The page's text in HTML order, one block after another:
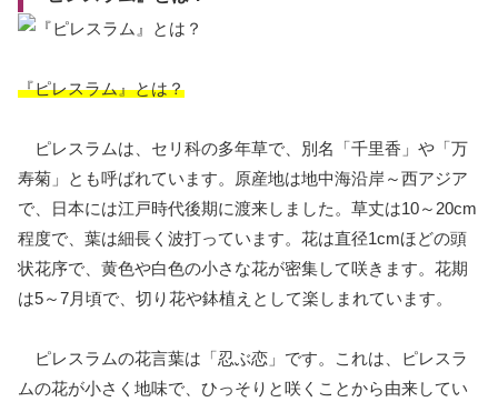
『ピレスラム』とは？
ピレスラムは、セリ科の多年草で、別名「千里香」や「万
寿菊」とも呼ばれています。原産地は地中海沿岸～西アジア
で、日本には江戸時代後期に渡来しました。草丈は10～20cm
程度で、葉は細長く波打っています。花は直径1cmほどの頭
状花序で、黄色や白色の小さな花が密集して咲きます。花期
は5～7月頃で、切り花や鉢植えとして楽しまれています。
ピレスラムの花言葉は「忍ぶ恋」です。これは、ピレスラ
ムの花が小さく地味で、ひっそりと咲くことから由来してい